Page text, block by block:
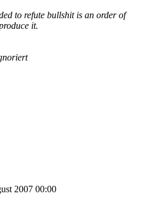
klar kommt, der braucht
nicht.